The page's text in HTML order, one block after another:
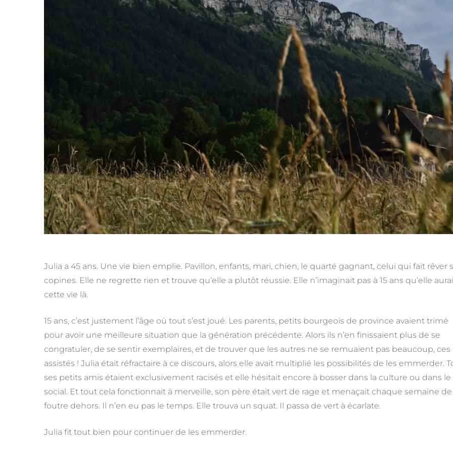
Julia a 45 ans. Une vie bien emplie. Pavillon, enfants, mari, chien, le quarté gagnant, celui qui fait rêver
copines. Elle ne regrette rien et trouve qu’elle a plutôt réussie. Elle n’imaginait pas à 15 ans qu’elle
cette vie là.
15 ans, c’est justement l’âge où tout s’est joué. Les parents, petits bourgeois de province avaient trimé
pour avoir une meilleure situation que la génération précédente. Alors ils n’en finissaient plus de se
congratuler, de se sentir exemplaires, et de trouver que les autres ne se remuaient pas beaucoup, ces
assistés ! Julia était réfractaire à ce discours, alors elle avait multiplié les possibilités de les emmerder.
ses petits amis étaient exclusivement racisés et elle hésitait encore à bosser dans la culture ou dans le
social. Et tout cela fonctionnait à merveille, son père était vert de rage et menaçait chaque semaine de
foutre dehors. Il n’en eu pas le temps. Elle trouva un squat. Il passa de vert à écarlate.
Julia fit tout bien pour continuer de les emmerder.